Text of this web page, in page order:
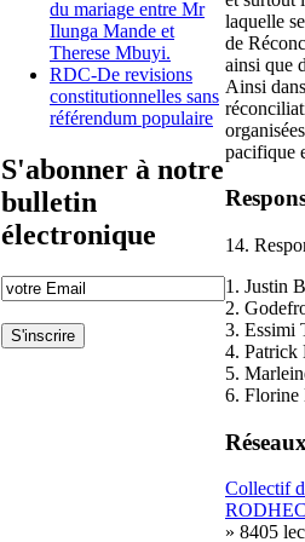
du mariage entre Mr
Ilunga Mande et
Therese Mbuyi.
RDC-De revisions
constitutionnelles sans
référendum populaire
S'abonner à notre
bulletin
électronique
laquelle
de
ainsi que
Ainsi
pacifique
14.
1. Justin
2.
3. Essimi
4. Patrick
5.
6.
Collectif
» 8405